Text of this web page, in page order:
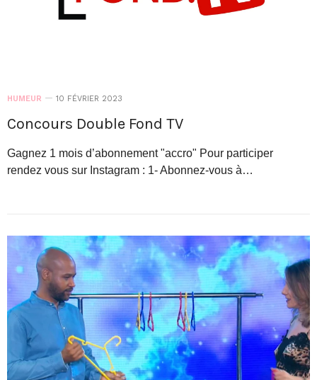
HUMEUR 10 FÉVRIER 2023
Concours Double Fond TV
Gagnez 1 mois d’abonnement "accro" Pour participer
rendez vous sur Instagram : 1- Abonnez-vous à…